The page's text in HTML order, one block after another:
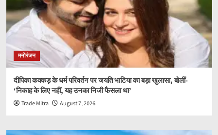
मनोरंजन
दीपिका कक्कड़ के धर्म परिवर्तन पर जयति भाटिया का बड़ा खुलासा, बोलीं-
‘निकाह के लिए नहीं, यह उनका निजी फैसला था’
Trade Mitra August 7, 2026